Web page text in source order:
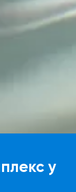
у